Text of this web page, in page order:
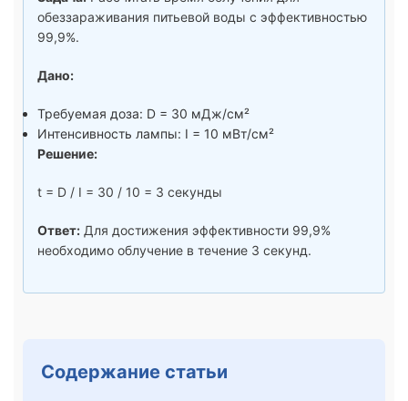
обеззараживания питьевой воды с эффективностью
99,9%.
Дано:
Требуемая доза: D = 30 мДж/см²
Интенсивность лампы: I = 10 мВт/см²
Решение:
t = D / I = 30 / 10 = 3 секунды
Ответ: Для достижения эффективности 99,9%
необходимо облучение в течение 3 секунд.
Содержание статьи